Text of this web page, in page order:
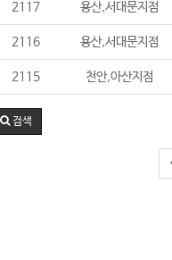
2117 용산,서대문지점
2116 용산,서대문지점
2115 천안,아산지점
검색